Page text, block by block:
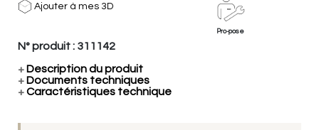
Ajouter à mes 3D
Pro-pose
N° produit : 311142
+ Description du produit
+ Documents techniques
+Caractéristiques technique